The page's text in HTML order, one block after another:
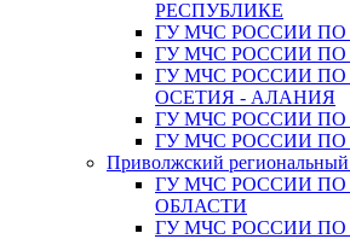
РЕСПУБЛИКЕ
ГУ МЧС РОССИИ
ГУ МЧС РОССИИ
ГУ МЧС РОССИИ
ОСЕТИЯ - АЛАНИЯ
ГУ МЧС РОССИИ
ГУ МЧС РОССИИ
Приволжский
ГУ МЧС РОССИИ
ОБЛАСТИ
ГУ МЧС РОССИИ